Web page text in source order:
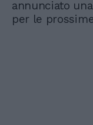
annunciato
per le